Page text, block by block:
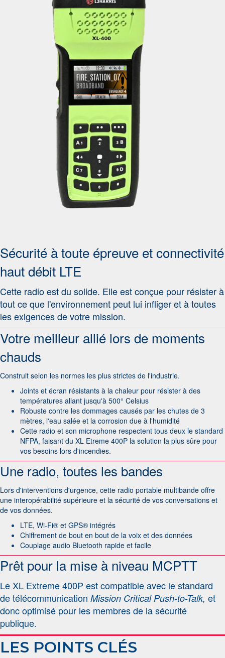
Sécurité à toute épreuve et connectivité
haut débit LTE
Cette radio est du solide. Elle est conçue pour résister à
tout ce que l'environnement peut lui infliger et à toutes
les exigences de votre mission.
Votre meilleur allié lors de moments
chauds
Construit selon les normes les plus strictes de l'industrie.
Joints et écran résistants à la chaleur pour résister à des
températures allant jusqu'à 500° Celsius
Robuste contre les dommages causés par les chutes de 3
mètres, l'eau salée et la corrosion due à l'humidité
Cette radio et son microphone respectent tous deux le standard
NFPA, faisant du XL Etreme 400P la solution la plus sûre pour
vos besoins lors d'incendies.
Une radio, toutes les bandes
Lors d'interventions d'urgence, cette radio portable multibande offre
une interopérabilité supérieure et la sécurité de vos conversations et
de vos données.
LTE, Wi-Fi® et GPS® intégrés
Chiffrement de bout en bout de la voix et des données
Couplage audio Bluetooth rapide et facile
Prêt pour la mise à niveau MCPTT
Le XL Extreme 400P est compatible avec le standard
de télécommunication Mission Critical Push-to-Talk, et
donc optimisé pour les membres de la sécurité
publique.
LES POINTS CLÉS